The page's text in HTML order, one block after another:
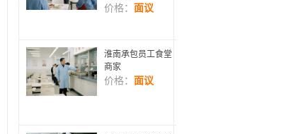
价格： 面议
淮南承包员工食堂
商家
价格： 面议